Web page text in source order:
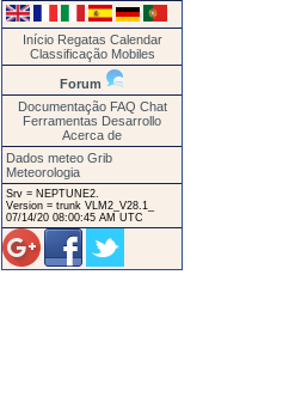
Início Regatas Calendar
Classificação Mobiles
Forum
Documentação FAQ Chat
Ferramentas Desarrollo
Acerca de
Dados meteo Grib
Meteorologia
Srv = NEPTUNE2.
Version = trunk VLM2_V28.1_
07/14/20 08:00:45 AM UTC